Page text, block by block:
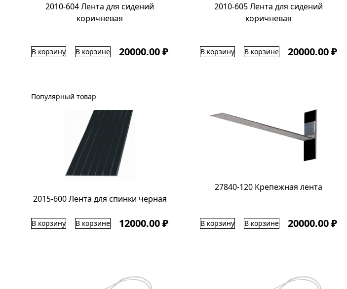
2010-604 Лента для сидений
коричневая
В корзину В корзине 20000.00 ₽
2010-605 Лента для сидений
коричневая
В корзину В корзине 20000.00 ₽
Популярный товар
2015-600 Лента для спинки черная
В корзину В корзине 12000.00 ₽
27840-120 Крепежная лента
В корзину В корзине 20000.00 ₽